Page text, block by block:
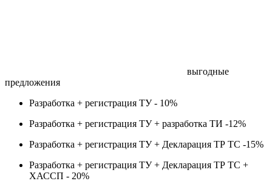
выгодные
предложения
Разработка + регистрация ТУ - 10%
Разработка + регистрация ТУ + разработка ТИ -12%
Разработка + регистрация ТУ + Декларация ТР ТС -15%
Разработка + регистрация ТУ + Декларация ТР ТС +
ХАССП - 20%